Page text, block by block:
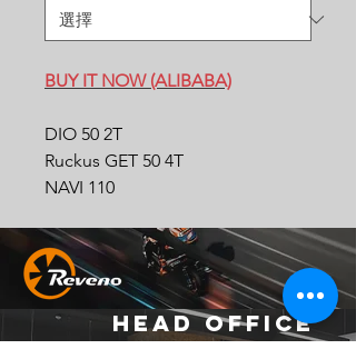
BUY IT NOW (ALIBABA)
DIO 50 2T
Ruckus GET 50 4T
NAVI 110
Head Office